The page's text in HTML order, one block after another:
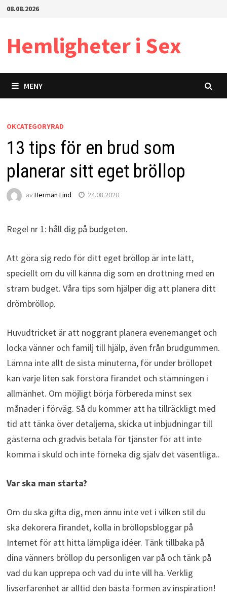
Hoppa
08.08.2026
Hemligheter i Sex
MENY
OKCATEGORYRAD
13 tips för en brud som
planerar sitt eget bröllop
av Herman Lind 24.08.2020
Regel nr 1: håll dig på budgeten.
Att göra sig redo för ditt eget bröllop är inte lätt,
speciellt om du vill känna dig som en drottning med en
stram budget. Våra tips som hjälper dig att planera ditt
drömbröllop.
Huvudtricket är att noggrant planera evenemanget och
locka vänner och familj till hjälp, även från brudgummen.
Lämna inte allt de sista minuterna, för under bröllopet
kan varje liten sak förstöra firandet och stämningen i
allmänhet. Om möjligt börja förbereda minst sex
månader i förväg. Så du kommer att ha tillräckligt med
tid att tänka över detaljerna, skicka ut inbjudningar till
gästerna och gradvis betala för tjänster för att inte
komma i skuld och inte förneka dig själv det väsentliga..
Var ska man starta?
Om du ska gifta dig, men ännu inte vet i vilken stil du
ska dekorera firandet, kolla in bröllopsbloggar på
Internet för att hitta lämpliga idéer. Tänk tillbaka på
dina vänners bröllop du personligen var på och tänk på
vad du kan upprepa och vad du inte vill ha. Verklig
livserfarenhet är alltid den bästa formen av inspiration!